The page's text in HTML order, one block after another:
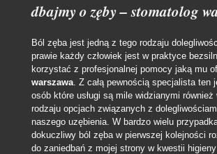
dbajmy o zęby – stomatolog
Ból zęba jest jedną z tego rodzaju
prawie każdy człowiek jest w praktyce
korzystać z profesjonalnej pomocy jaką mu
warszawa. Z całą pewnością specjalista ten
osób które usługi są mile widzianymi również
rodzaju opcjach związanych z
naszego uzębienia. W bardzo wielu
dokuczliwy ból zęba w pierwszej kolejności
do zaniedbań z mojej strony w kwestii